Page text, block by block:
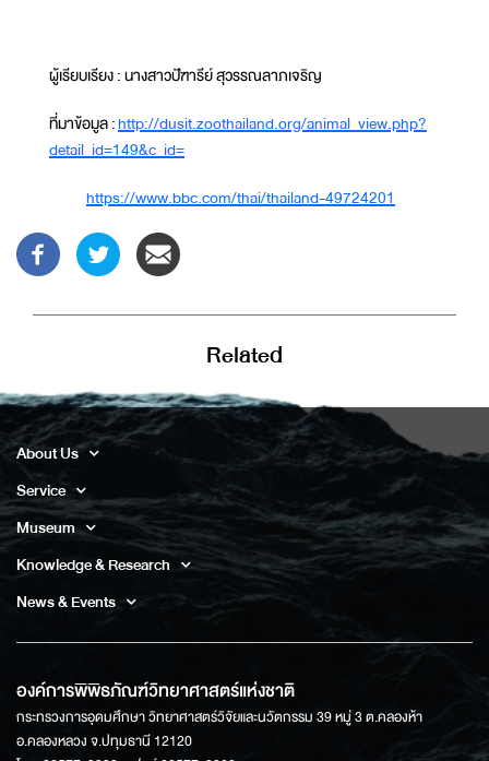
ผู้เรียบเรียง : นางสาวปัฑารีย์ สุวรรณลาภเจริญ
ที่มาข้อมูล :http://dusit.zoothailand.org/animal_view.php?
detail_id=149&c_id=
https://www.bbc.com/thai/thailand-49724201
Related
About Us
Service
Museum
Knowledge & Research
News & Events
องค์การพิพิธภัณฑ์วิทยาศาสตร์แห่งชาติ
กระทรวงการอุดมศึกษา วิทยาศาสตร์วิจัยและนวัตกรรม 39 หมู่ 3 ต.คลองห้า
อ.คลองหลวง จ.ปทุมธานี 12120